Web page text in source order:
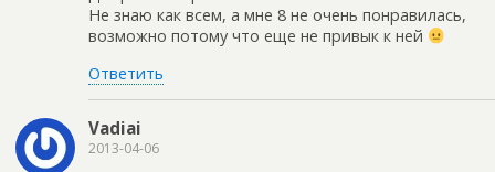
Не знаю как всем, а мне 8 не очень понравилась,
возможно потому что еще не привык к ней
Ответить
Vadiai
2013-04-06